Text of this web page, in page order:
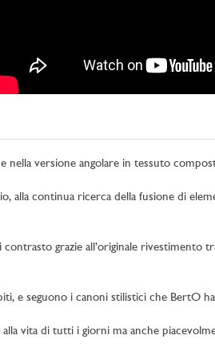
versione angolare in tessuto
alla continua ricerca della fusione di
grazie all’originale
e seguono i canoni stilistici che BertO
vita di tutti i giorni ma anche